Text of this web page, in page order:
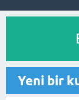
Yeni bir